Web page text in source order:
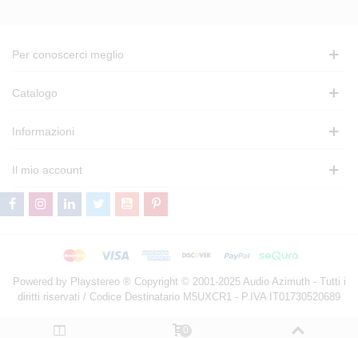
Per conoscerci meglio
Catalogo
Informazioni
Il mio account
Powered by Playstereo ® Copyright © 2001-2025 Audio Azimuth - Tutti i
diritti riservati / Codice Destinatario M5UXCR1 - P.IVA IT01730520689
0